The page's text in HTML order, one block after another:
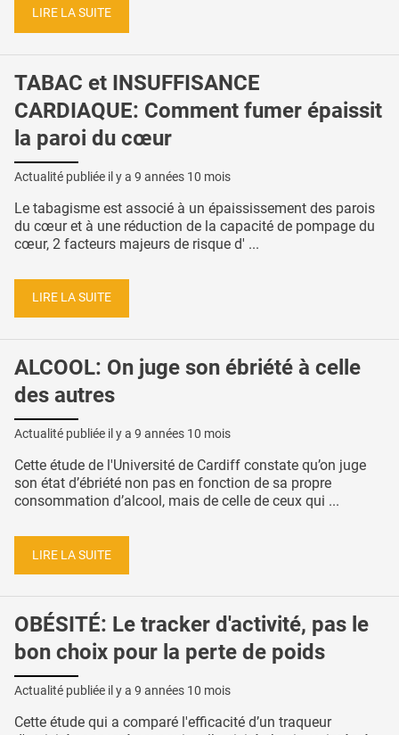
LIRE LA SUITE
TABAC et INSUFFISANCE
CARDIAQUE: Comment fumer épaissit
la paroi du cœur
Actualité publiée il y a 9 années 10 mois
Le tabagisme est associé à un épaississement des parois
du cœur et à une réduction de la capacité de pompage du
cœur, 2 facteurs majeurs de risque d' ...
LIRE LA SUITE
ALCOOL: On juge son ébriété à celle
des autres
Actualité publiée il y a 9 années 10 mois
Cette étude de l'Université de Cardiff constate qu’on juge
son état d’ébriété non pas en fonction de sa propre
consommation d’alcool, mais de celle de ceux qui ...
LIRE LA SUITE
OBÉSITÉ: Le tracker d'activité, pas le
bon choix pour la perte de poids
Actualité publiée il y a 9 années 10 mois
Cette étude qui a comparé l'efficacité d’un traqueur